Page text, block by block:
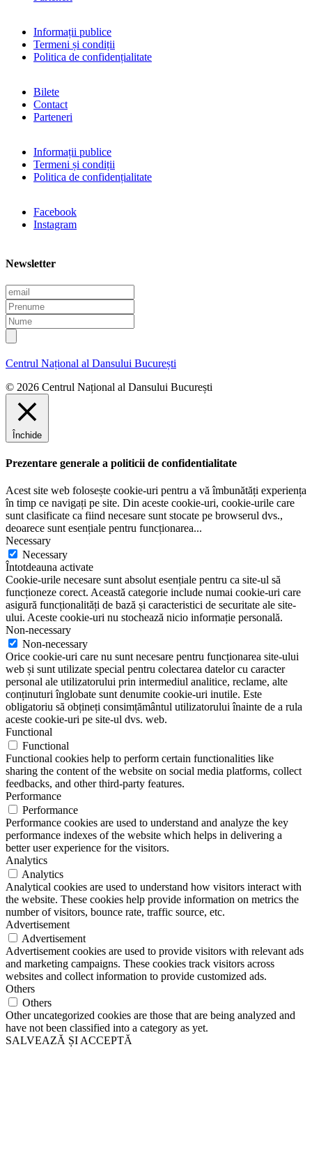
Informații publice
Termeni și condiții
Politica de confidențialitate
Bilete
Contact
Parteneri
Informații publice
Termeni și condiții
Politica de confidențialitate
Facebook
Instagram
Newsletter
E
m
a
i
l
P
r
e
n
m
N
u
m
e
Centrul Național al Dansului București
© 2026 Centrul Național al Dansului București
Închide
Prezentare generale a politicii de confidentialitate
Acest site web folosește cookie-uri pentru a vă îmbunătăți experiența
în timp ce navigați pe site. Din aceste cookie-uri, cookie-urile care
sunt clasificate ca fiind necesare sunt stocate pe browserul dvs.,
deoarece sunt esențiale pentru funcționarea...
Necessary
Necessary
Întotdeauna activate
Cookie-urile necesare sunt absolut esențiale pentru ca site-ul să
funcționeze corect. Această categorie include numai cookie-uri care
asigură funcționalități de bază și caracteristici de securitate ale site-
ului. Aceste cookie-uri nu stochează nicio informație personală.
Non-necessary
Non-necessary
Orice cookie-uri care nu sunt necesare pentru funcționarea site-ului
web și sunt utilizate special pentru colectarea datelor cu caracter
personal ale utilizatorului prin intermediul analitice, reclame, alte
conținuturi înglobate sunt denumite cookie-uri inutile. Este
obligatoriu să obțineți consimțământul utilizatorului înainte de a rula
aceste cookie-uri pe site-ul dvs. web.
Functional
Functional
Functional cookies help to perform certain functionalities like
sharing the content of the website on social media platforms, collect
feedbacks, and other third-party features.
Performance
Performance
Performance cookies are used to understand and analyze the key
performance indexes of the website which helps in delivering a
better user experience for the visitors.
Analytics
Analytics
Analytical cookies are used to understand how visitors interact with
the website. These cookies help provide information on metrics the
number of visitors, bounce rate, traffic source, etc.
Advertisement
Advertisement
Advertisement cookies are used to provide visitors with relevant ads
and marketing campaigns. These cookies track visitors across
websites and collect information to provide customized ads.
Others
Others
Other uncategorized cookies are those that are being analyzed and
have not been classified into a category as yet.
SALVEAZĂ ȘI ACCEPTĂ